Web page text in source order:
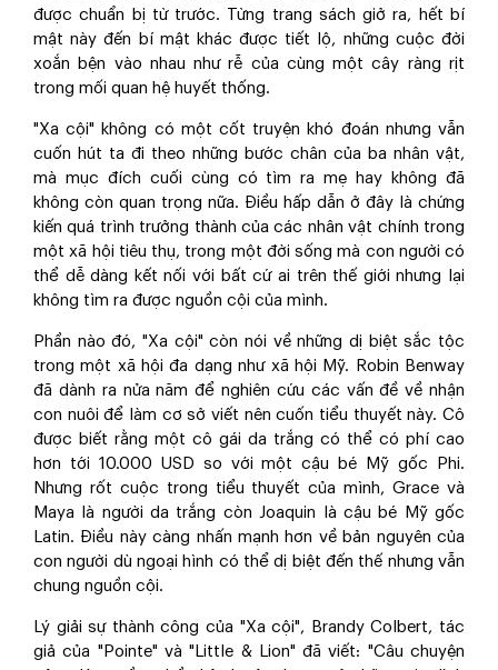
được chuẩn bị từ trước. Từng trang sách giở ra, hết bí
mật này đến bí mật khác được tiết lộ, những cuộc đời
xoắn bện vào nhau như rễ của cùng một cây ràng rịt
trong mối quan hệ huyết thống.
"Xa cội" không có một cốt truyện khó đoán nhưng vẫn
cuốn hút ta đi theo những bước chân của ba nhân vật,
mà mục đích cuối cùng có tìm ra mẹ hay không đã
không còn quan trọng nữa. Điều hấp dẫn ở đây là chứng
kiến quá trình trưởng thành của các nhân vật chính trong
một xã hội tiêu thụ, trong một đời sống mà con người có
thể dễ dàng kết nối với bất cứ ai trên thế giới nhưng lại
không tìm ra được nguồn cội của mình.
Phần nào đó, "Xa cội" còn nói về những dị biệt sắc tộc
trong một xã hội đa dạng như xã hội Mỹ. Robin Benway
đã dành ra nửa năm để nghiên cứu các vấn đề về nhận
con nuôi để làm cơ sở viết nên cuốn tiểu thuyết này. Cô
được biết rằng một cô gái da trắng có thể có phí cao
hơn tới 10.000 USD so với một cậu bé Mỹ gốc Phi.
Nhưng rốt cuộc trong tiểu thuyết của mình, Grace và
Maya là người da trắng còn Joaquin là cậu bé Mỹ gốc
Latin. Điều này càng nhấn mạnh hơn về bản nguyên của
con người dù ngoại hình có thể dị biệt đến thế nhưng vẫn
chung nguồn cội.
Lý giải sự thành công của "Xa cội", Brandy Colbert, tác
giả của "Pointe" và "Little & Lion" đã viết: "Câu chuyện